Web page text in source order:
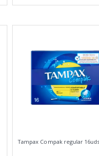
Tampax Compak regular